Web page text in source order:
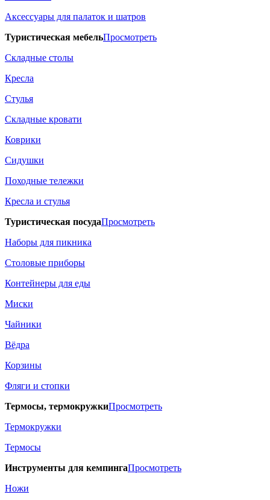
Аксессуары для палаток и шатров
Туристическая мебельПросмотреть
Складные столы
Кресла
Стулья
Складные кровати
Коврики
Сидушки
Походные тележки
Кресла и стулья
Туристическая посудаПросмотреть
Наборы для пикника
Столовые приборы
Контейнеры для еды
Миски
Чайники
Вёдра
Корзины
Фляги и стопки
Термосы, термокружкиПросмотреть
Термокружки
Термосы
Инструменты для кемпингаПросмотреть
Ножи